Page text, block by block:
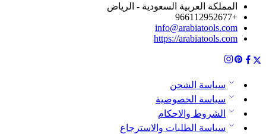
المملكة العربية السعودية - الرياض
+966112952677
info@arabiatools.com
https://arabiatools.com
سياسة الشحن
سياسة الخصوصية
الشروط والاحكام
سياسة الطلبات والاسترجاع